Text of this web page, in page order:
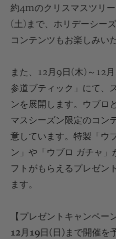
約4mのクリスマスツリー
(土) まで、ホリデーシー
コンテンツもお楽しみい
また、12月 9 日 (木) ～ 12月
参道ブティック」にて、
ンを展開します。 ウブロ
マスシーズン限定のコン
意しています。 特製「ウ
ン」や「ウブロ ガチャ」
フトがもらえるプレゼン
ます。
【 プレゼントキャンペー
12月 19 日 ( 日 ) まで開催を